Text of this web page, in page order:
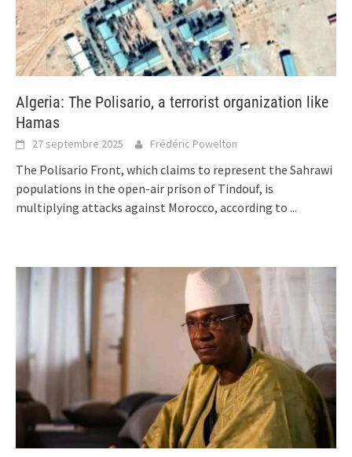
Algeria: The Polisario, a terrorist organization like
Hamas
27 septembre 2025 Frédéric Powelton
The Polisario Front, which claims to represent the Sahrawi
populations in the open-air prison of Tindouf, is
multiplying attacks against Morocco, according to ...